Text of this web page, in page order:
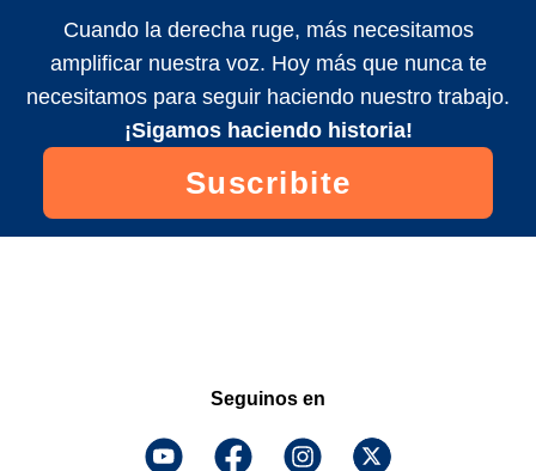
Cuando la derecha ruge, más necesitamos
amplificar nuestra voz. Hoy más que nunca te
necesitamos para seguir haciendo nuestro trabajo.
¡Sigamos haciendo historia!
Suscribite
Seguinos en